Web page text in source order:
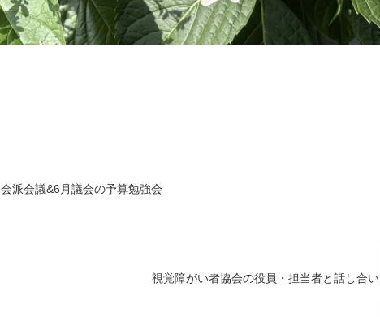
会派会議&6月議会の予算勉強会
視覚障がい者協会の役員・担当者と話し合い